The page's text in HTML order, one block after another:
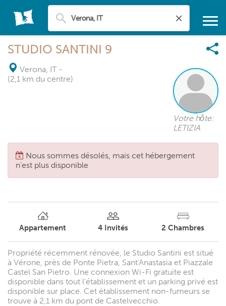
STUDIO SANTINI 9
Verona, IT -
(2,1 km du centre)
Votre hôte:
LETIZIA
Nous sommes désolés, mais cet hébergement
n'est plus disponible
Appartement 4 Invités 2 Chambres
Propriété récemment rénovée, le Studio Santini est situé
à Vérone, près de Ponte Pietra, Sant'Anastasia et Piazzale
Castel San Pietro. Une connexion Wi-Fi gratuite est
disponible dans tout l'établissement et un parking privé est
disponible sur place. Cet établissement non-fumeurs se
trouve à 2,1 km du pont de Castelvecchio.